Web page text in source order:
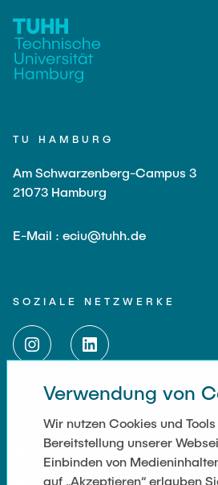
TU HAMBURG
Am Schwarzenberg-Campus 3
21073 Hamburg
E-Mail : eciu@tuhh.de
SOZIALE NETZWERKE
WEITERFÜHRENDE LINKS
Verwendung von
Wir nutzen Cookies und
Bereitstellung unserer
Einbinden von
auf „Akzeptieren“ erlauben